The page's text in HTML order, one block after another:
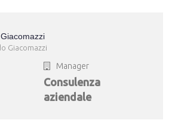
Giacomazzi
Manager
Consulenza
aziendale